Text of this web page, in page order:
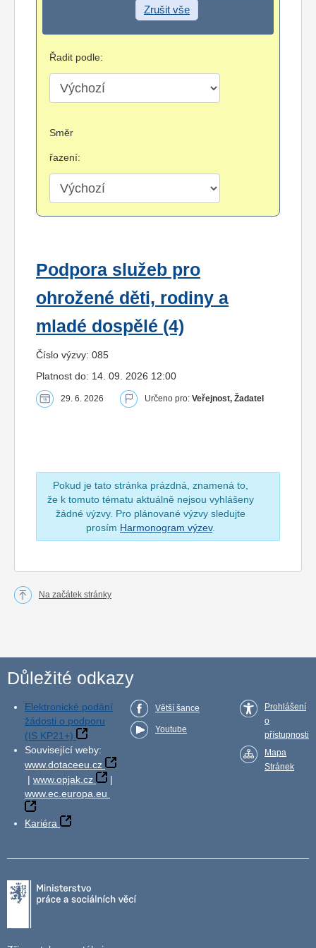
Zrušit vše
Řadit podle:
Směr
řazení:
Podpora služeb pro
ohrožené děti, rodiny a
mladé dospělé (4)
Číslo výzvy: 085
Platnost do: 14. 09. 2026 12:00
29. 6. 2026 Určeno pro: Veřejnost, Žadatel
Pokud je tato stránka prázdná, znamená to,
že k tomuto tématu aktuálně nejsou vyhlášeny
žádné výzvy. Pro plánované výzvy sledujte
prosím Harmonogram výzev.
Na začátek stránky
Důležité odkazy
Elektronické podání
žádosti o podporu
(IS KP21+)
Související weby:
www.dotaceeu.cz
| www.opjak.cz
|
www.ec.europa.eu
Kariéra
Větší šance
Youtube
Prohlášení
o
přístupnosti
Mapa
Stránek